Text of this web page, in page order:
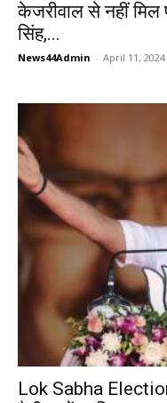
केजरीवाल से नहीं
सिंह,...
News44Admin - April 11, 2024
Lok Sabha